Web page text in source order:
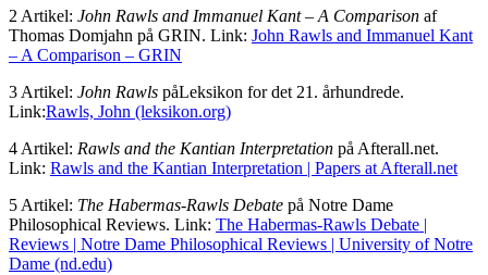
2 Artikel: John Rawls and Immanuel Kant – A Comparison af
Thomas Domjahn på GRIN. Link: John Rawls and Immanuel Kant
– A Comparison – GRIN
3 Artikel: John Rawls påLeksikon for det 21. århundrede.
Link:Rawls, John (leksikon.org)
4 Artikel: Rawls and the Kantian Interpretation på Afterall.net.
Link: Rawls and the Kantian Interpretation | Papers at Afterall.net
5 Artikel: The Habermas-Rawls Debate på Notre Dame
Philosophical Reviews. Link: The Habermas-Rawls Debate |
Reviews | Notre Dame Philosophical Reviews | University of Notre
Dame (nd.edu)